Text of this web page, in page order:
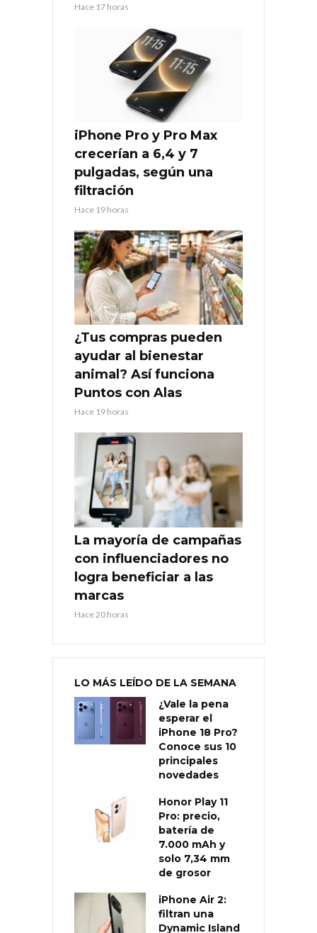
Hace 17 horas
iPhone Pro y Pro Max
crecerían a 6,4 y 7
pulgadas, según una
filtración
Hace 19 horas
¿Tus compras pueden
ayudar al bienestar
animal? Así funciona
Puntos con Alas
Hace 19 horas
La mayoría de campañas
con influenciadores no
logra beneficiar a las
marcas
Hace 20 horas
LO MÁS LEÍDO DE LA SEMANA
¿Vale la pena
esperar el
iPhone 18 Pro?
Conoce sus 10
principales
novedades
Honor Play 11
Pro: precio,
batería de
7.000 mAh y
solo 7,34 mm
de grosor
iPhone Air 2:
filtran una
Dynamic Island